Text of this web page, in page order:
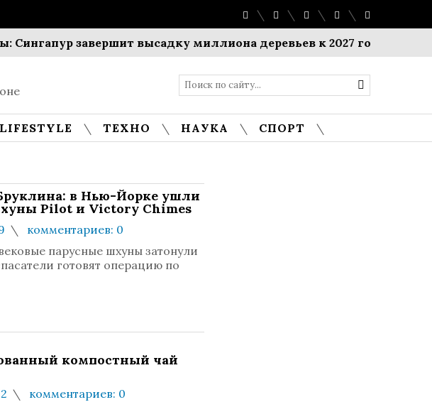
завершит высадку миллиона деревьев к 2027 году
LIFESTYLE ТЕХНО НАУКА
СПОРТ
в Нью-Йорке ушли
Pilot и Victory Chimes
комментариев: 0
парусные шхуны затонули
готовят операцию по
компостный чай
комментариев: 0